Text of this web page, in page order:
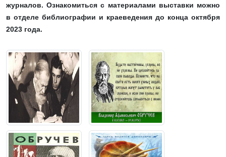
журналов. Ознакомиться с материалами выставки можно
в отделе библиографии и краеведения до конца октября
2023 года.